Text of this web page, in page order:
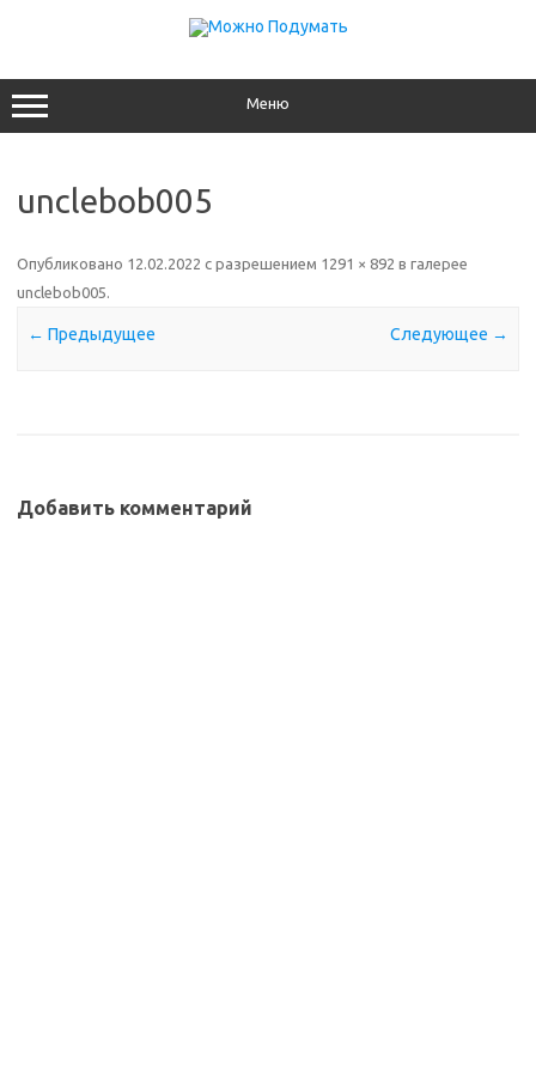
Меню
unclebob005
Опубликовано 12.02.2022 с разрешением 1291 × 892 в галерее
unclebob005.
← Предыдущее Следующее →
Добавить комментарий